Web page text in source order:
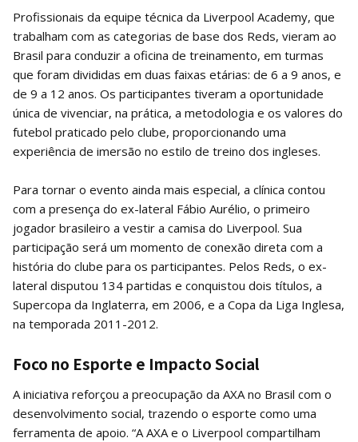
Profissionais da equipe técnica da Liverpool Academy, que
trabalham com as categorias de base dos Reds, vieram ao
Brasil para conduzir a oficina de treinamento, em turmas
que foram divididas em duas faixas etárias: de 6 a 9 anos, e
de 9 a 12 anos. Os participantes tiveram a oportunidade
única de vivenciar, na prática, a metodologia e os valores do
futebol praticado pelo clube, proporcionando uma
experiência de imersão no estilo de treino dos ingleses.
Para tornar o evento ainda mais especial, a clínica contou
com a presença do ex-lateral Fábio Aurélio, o primeiro
jogador brasileiro a vestir a camisa do Liverpool. Sua
participação será um momento de conexão direta com a
história do clube para os participantes. Pelos Reds, o ex-
lateral disputou 134 partidas e conquistou dois títulos, a
Supercopa da Inglaterra, em 2006, e a Copa da Liga Inglesa,
na temporada 2011-2012.
Foco no Esporte e Impacto Social
A iniciativa reforçou a preocupação da AXA no Brasil com o
desenvolvimento social, trazendo o esporte como uma
ferramenta de apoio. “A AXA e o Liverpool compartilham